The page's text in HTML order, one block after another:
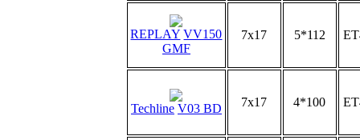
REPLAY VV150
GMF
7x17 5*112
Techline V03 BD 7x17 4*100